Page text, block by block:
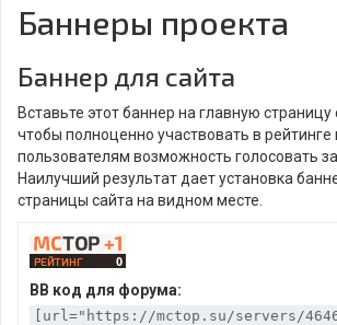
Баннеры проекта
Баннер для сайта
Вставьте этот баннер на главную
чтобы полноценно участвовать в рейтинге
пользователям возможность голосовать
Наилучший результат дает установка
страницы сайта на видном месте.
BB код для форума:
[url="https://mctop.su/servers/